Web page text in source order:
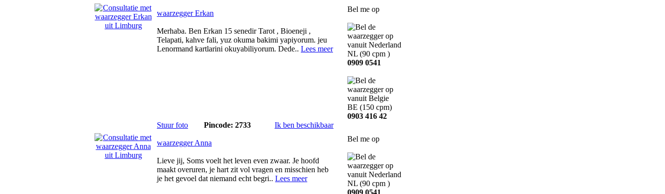
waarzegger Erkan
Merhaba. Ben Erkan 15 senedir Tarot , Bioeneji ,
Telapati, kahve fali, yuz okuma bakimi yapiyorum. jeu
Lenormand kartlarini okuyabiliyorum. Dede.. Lees meer
Bel me op
NL (90 cpm )
0909 0541
BE (150 cpm)
0903 416 42
Stuur foto
Pincode: 2733 Ik ben beschikbaar
waarzegger Anna
Lieve jij, Soms voelt het leven even zwaar. Je hoofd
maakt overuren, je hart zit vol vragen en misschien heb
je het gevoel dat niemand echt begri.. Lees meer
Bel me op
NL (90 cpm )
0909 0541